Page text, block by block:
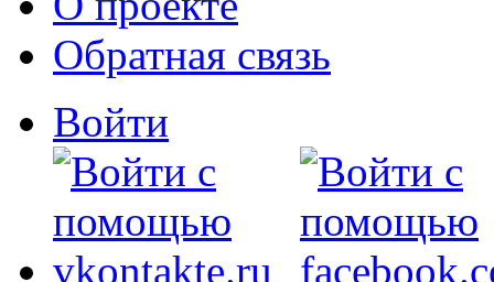
Обратная связь
Войти